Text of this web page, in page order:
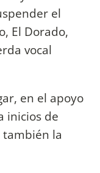
el
El Dorado,
vocal
en el apoyo
inicios de
la